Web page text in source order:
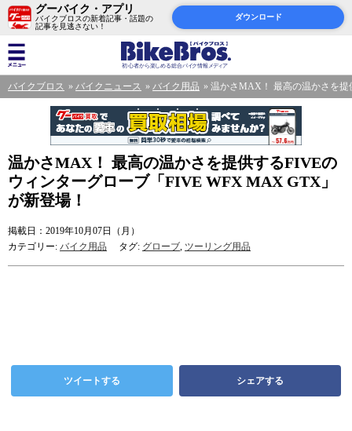
グーバイク・アプリ
バイクブロスの新着記事・話題の
記事を見逃さない！
ダウンロード
バイクブロス バイクニュース バイク用品 温かさMAX！ 最高の温かさを
温かさMAX！ 最高の温かさを提供するFIVEの
ウィンターグローブ「FIVE WFX MAX GTX」
が新登場！
掲載日：2019年10月07日（月）
カテゴリー: バイク用品 タグ: グローブ, ツーリング用品
ツイートする シェアする